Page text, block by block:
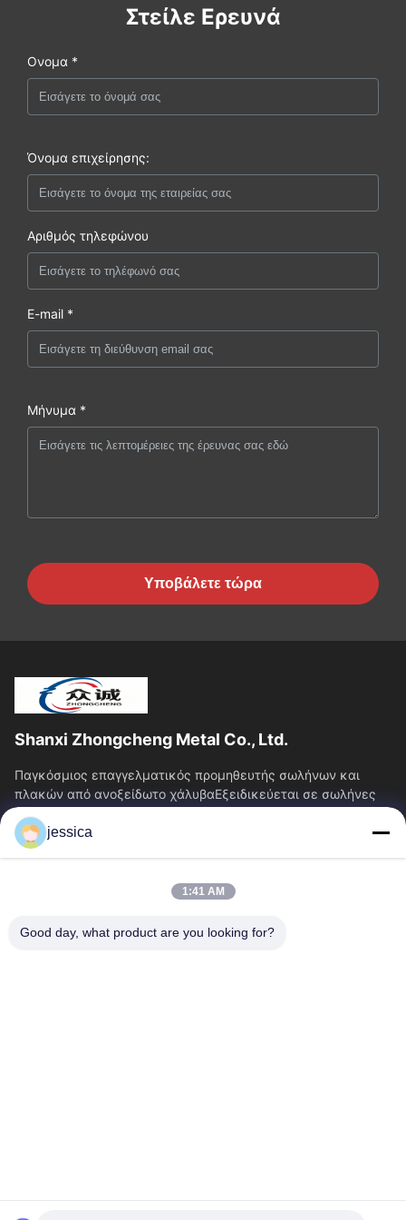
Στείλε Ερευνά
Ονομα *
Όνομα επιχείρησης:
Αριθμός τηλεφώνου
E-mail *
Μήνυμα *
Υποβάλετε τώρα
Shanxi Zhongcheng Metal Co., Ltd.
Παγκόσμιος επαγγελματικός προμηθευτής σωλήνων και
πλακών από ανοξείδωτο χάλυβαΕξειδικεύεται σε σωλήνες
και πλάκες από ανοξείδωτο χάλυβα, παρέχοντας...
Γρήγορες Συνδέσεις
Γύρος Εργοστασίων
Ποιοτικός Έλεγχος
Επαφή
jessica
1:41 AM
Good day, what product are you looking for?